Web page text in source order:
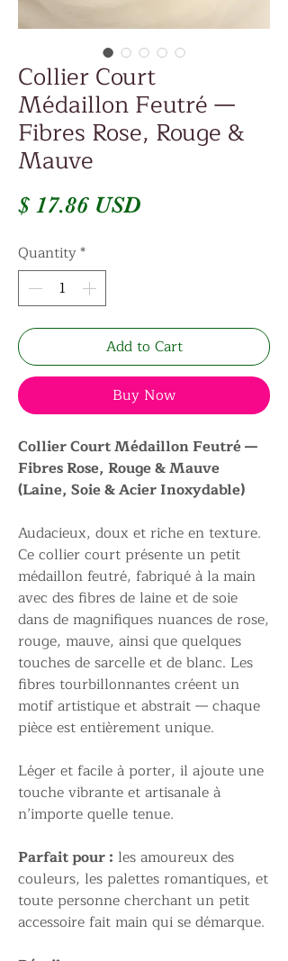
Collier Court
Médaillon Feutré —
Fibres Rose, Rouge &
Mauve
$ 17.86 USDPrice
Quantity*
Add to Cart
Buy Now
Collier Court Médaillon Feutré —
Fibres Rose, Rouge & Mauve
(Laine, Soie & Acier Inoxydable)
Audacieux, doux et riche en texture.
Ce collier court présente un petit
médaillon feutré, fabriqué à la main
avec des fibres de laine et de soie
dans de magnifiques nuances de rose,
rouge, mauve, ainsi que quelques
touches de sarcelle et de blanc. Les
fibres tourbillonnantes créent un
motif artistique et abstrait — chaque
pièce est entièrement unique.
Léger et facile à porter, il ajoute une
touche vibrante et artisanale à
n’importe quelle tenue.
Parfait pour : les amoureux des
couleurs, les palettes romantiques, et
toute personne cherchant un petit
accessoire fait main qui se démarque.